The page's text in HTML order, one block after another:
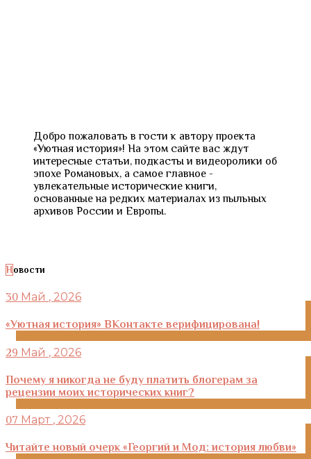
Добро пожаловать в гости к автору проекта
«Уютная история»! На этом сайте вас ждут
интересные статьи, подкасты и видеоролики об
эпохе Романовых, а самое главное -
увлекательные исторические книги,
основанные на редких материалах из пыльных
архивов России и Европы.
Новости
30 Май , 2026
«Уютная история» ВКонтакте верифицирована!
29 Май , 2026
Почему я никогда не буду платить блогерам за
рецензии моих исторических книг?
07 Март , 2026
Читайте новый очерк «Георгий и Мод: история любви»